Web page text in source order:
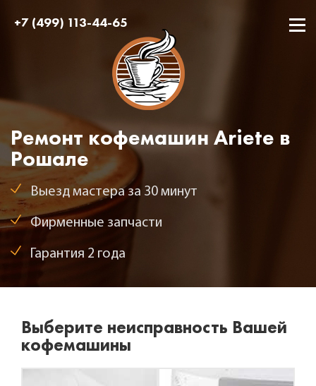
+7 (499) 113-44-65
Ремонт кофемашин Ariete в
Рошале
Выезд мастера за 30 минут
Фирменные запчасти
Гарантия 2 года
Выберите неисправность Вашей
кофемашины